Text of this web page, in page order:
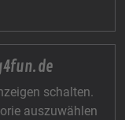
schalten.
auszuwählen